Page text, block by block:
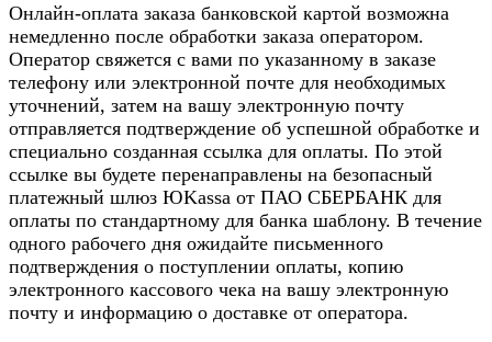
Онлайн-оплата заказа банковской картой возможна
немедленно после обработки заказа оператором.
Оператор свяжется с вами по указанному в заказе
телефону или электронной почте для необходимых
уточнений, затем на вашу электронную почту
отправляется подтверждение об успешной обработке и
специально созданная ссылка для оплаты. По этой
ссылке вы будете перенаправлены на безопасный
платежный шлюз ЮKassa от ПАО СБЕРБАНК для
оплаты по стандартному для банка шаблону. В течение
одного рабочего дня ожидайте письменного
подтверждения о поступлении оплаты, копию
электронного кассового чека на вашу электронную
почту и информацию о доставке от оператора.